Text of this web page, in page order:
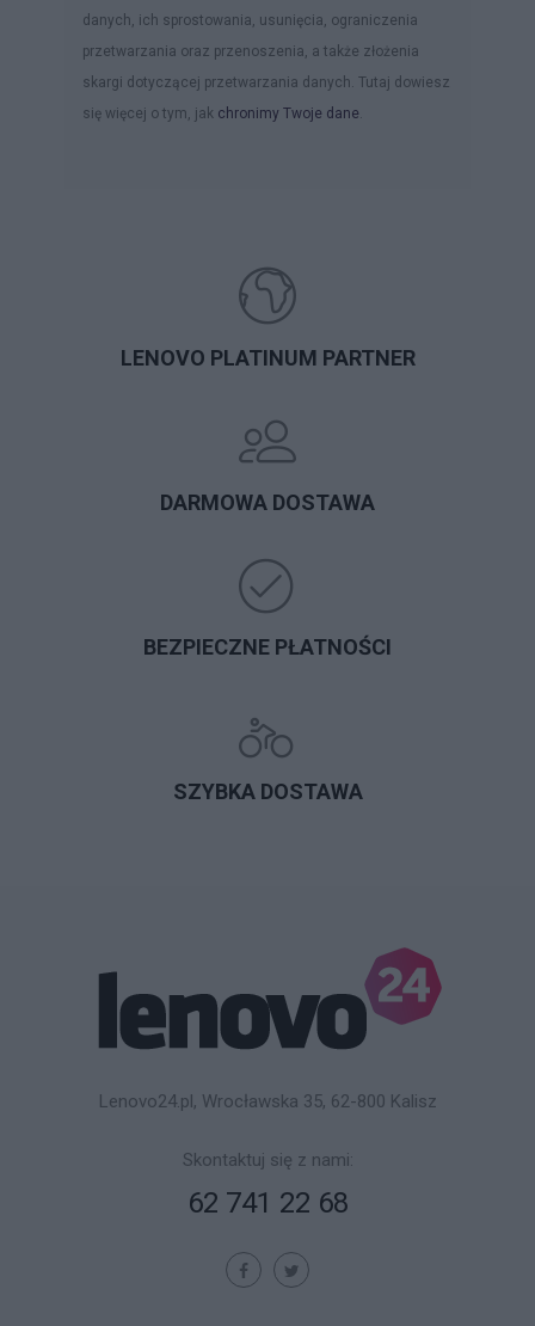
danych, ich sprostowania, usunięcia, ograniczenia
przetwarzania oraz przenoszenia, a także złożenia
skargi dotyczącej przetwarzania danych. Tutaj dowiesz
się więcej o tym, jak chronimy Twoje dane.
LENOVO PLATINUM PARTNER
DARMOWA DOSTAWA
BEZPIECZNE PŁATNOŚCI
SZYBKA DOSTAWA
Lenovo24.pl, Wrocławska 35, 62-800 Kalisz
Skontaktuj się z nami:
62 741 22 68